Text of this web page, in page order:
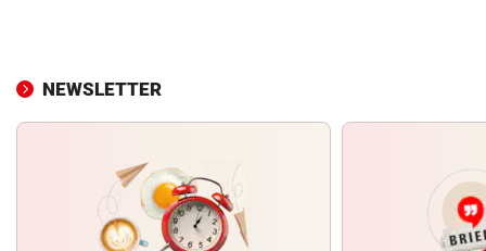
NEWSLETTER